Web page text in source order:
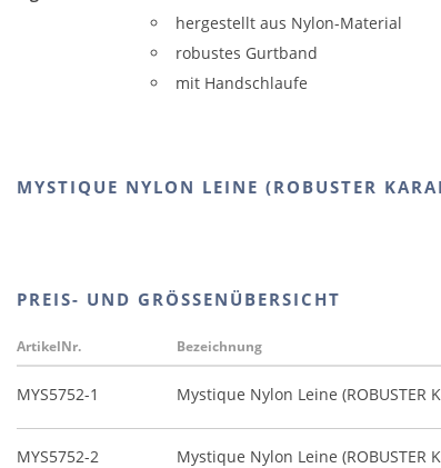
hergestellt aus Nylon-Material
robustes Gurtband
mit Handschlaufe
MYSTIQUE NYLON LEINE (ROBUSTER
PREIS- UND GRÖSSENÜBERSICHT
ArtikelNr. Bezeichnung
MYS5752-1 Mystique Nylon Leine (ROBUSTER
MYS5752-2 Mystique Nylon Leine (ROBUSTER